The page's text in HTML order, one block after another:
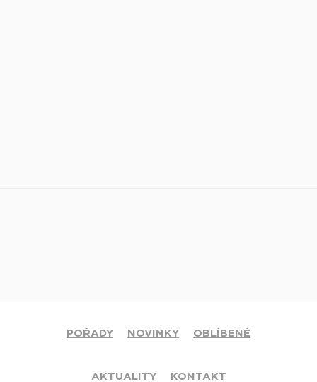
POŘADY NOVINKY OBLÍBENÉ
AKTUALITY KONTAKT